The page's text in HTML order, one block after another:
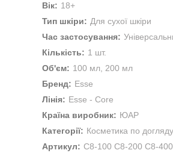
Вік: 18+
Тип шкіри: Для сухої шкіри
Час застосування:
Кількість: 1 шт.
Об'єм: 100 мл, 200 мл
Бренд: Esse
Лінія: Esse - Core
Країна виробник: ЮАР
Категорії: Косметика по догляду
Артикул: C8-100 C8-200 C8-400